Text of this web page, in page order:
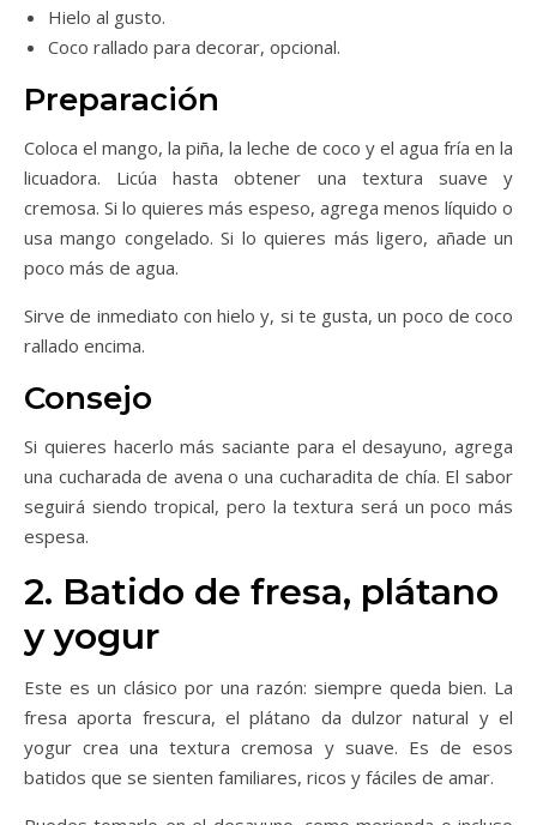
Hielo al gusto.
Coco rallado para decorar, opcional.
Preparación
Coloca el mango, la piña, la leche de coco y el agua fría en la
licuadora. Licúa hasta obtener una textura suave y
cremosa. Si lo quieres más espeso, agrega menos líquido o
usa mango congelado. Si lo quieres más ligero, añade un
poco más de agua.
Sirve de inmediato con hielo y, si te gusta, un poco de coco
rallado encima.
Consejo
Si quieres hacerlo más saciante para el desayuno, agrega
una cucharada de avena o una cucharadita de chía. El sabor
seguirá siendo tropical, pero la textura será un poco más
espesa.
2. Batido de fresa, plátano
y yogur
Este es un clásico por una razón: siempre queda bien. La
fresa aporta frescura, el plátano da dulzor natural y el
yogur crea una textura cremosa y suave. Es de esos
batidos que se sienten familiares, ricos y fáciles de amar.